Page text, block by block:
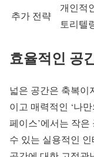
추가 전략
개인적
토리텔
효율적인 공
넓은 공간은 축복이
이고 매력적인 ‘나
페이스’에서는 작
수 있는 실용적인